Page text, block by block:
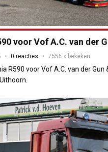
voor Vof A.C. van der
0 reacties 7556 x bekeken
R590 voor Vof A.C. van der Gun